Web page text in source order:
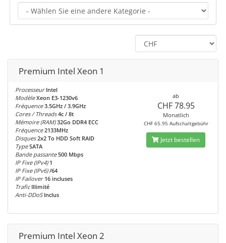
Premium Intel Xeon 1
Processeur Intel
Modèle Xeon E3-1230v6
Fréquence 3.5GHz / 3.9GHz
Cores / Threads 4c / 8t
Mémoire (RAM) 32Go DDR4 ECC
Fréquence 2133MHz
Disques 2x2 To HDD Soft RAID
Type SATA
Bande passante 500 Mbps
IP Fixe (IPv4) 1
IP Fixe (IPv6) /64
IP Failover 16 incluses
Trafic Illimité
Anti-DDoS Inclus
ab
CHF 78.95
Monatlich
CHF 65.95 Aufschaltgebühr
Jetzt bestellen
Premium Intel Xeon 2